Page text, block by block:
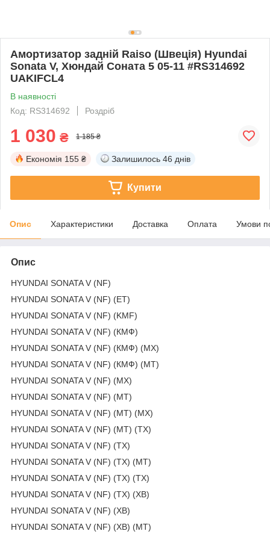
Амортизатор задній Raiso (Швеція) Hyundai
Sonata V, Хюндай Соната 5 05-11 #RS314692
UAKIFCL4
В наявності
Код: RS314692
Роздріб
1 030 ₴ 1 185 ₴
Економія 155 ₴ Залишилось 46 днів
Купити
Опис Характеристики Доставка Оплата Умови
Опис
HYUNDAI SONATA V (NF)
HYUNDAI SONATA V (NF) (ЕТ)
HYUNDAI SONATA V (NF) (KMF)
HYUNDAI SONATA V (NF) (КМФ)
HYUNDAI SONATA V (NF) (КМФ) (МХ)
HYUNDAI SONATA V (NF) (КМФ) (МТ)
HYUNDAI SONATA V (NF) (МХ)
HYUNDAI SONATA V (NF) (МТ)
HYUNDAI SONATA V (NF) (МТ) (МХ)
HYUNDAI SONATA V (NF) (МТ) (ТХ)
HYUNDAI SONATA V (NF) (ТХ)
HYUNDAI SONATA V (NF) (ТХ) (МТ)
HYUNDAI SONATA V (NF) (ТХ) (ТХ)
HYUNDAI SONATA V (NF) (ТХ) (ХВ)
HYUNDAI SONATA V (NF) (ХВ)
HYUNDAI SONATA V (NF) (ХВ) (МТ)